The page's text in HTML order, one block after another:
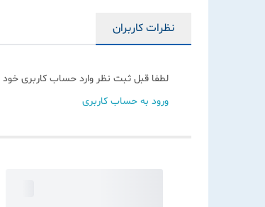
نظرات کاربران
لطفا قبل ثبت نظر وارد حساب کاربری
ورود به حساب کاربری